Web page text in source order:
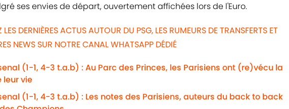
ses envies de départ, ouvertement affichées lors de l'Euro.
LES DERNIÈRES ACTUS AUTOUR DU PSG, LES RUMEURS DE TRANSFERTS ET
NEWS SUR NOTRE CANAL WHATSAPP DÉDIÉ
(1-1, 4-3 t.a.b) : Au Parc des Princes, les Parisiens ont (re)vécu la
leur vie
(1-1, 4-3 t.a.b) : Les notes des Parisiens, auteurs du back to back